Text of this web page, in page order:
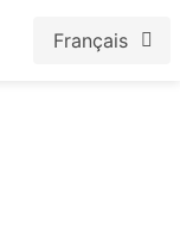
Français